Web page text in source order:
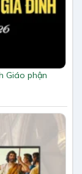
Giáo phận